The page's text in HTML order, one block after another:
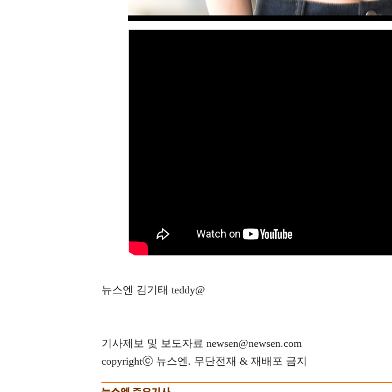
뉴스엔 김기태 teddy@
기사제보 및 보도자료 newsen@newsen.com
copyrightⓒ 뉴스엔. 무단전재 & 재배포 금지